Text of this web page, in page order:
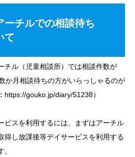
ーチルでの相談待ち
て
チル（児童相談所）では相談件数が
か月相談待ちの方がいらっしゃるのが
https://gouko.jp/diary/51238）
ビスを利用するには、まずはアーチル
得し放課後等デイサービスを利用する